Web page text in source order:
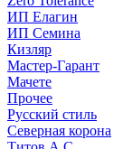
ИП Елагин
ИП Семина
Кизляр
Мастер-Гарант
Мачете
Прочее
Русский стиль
Северная корона